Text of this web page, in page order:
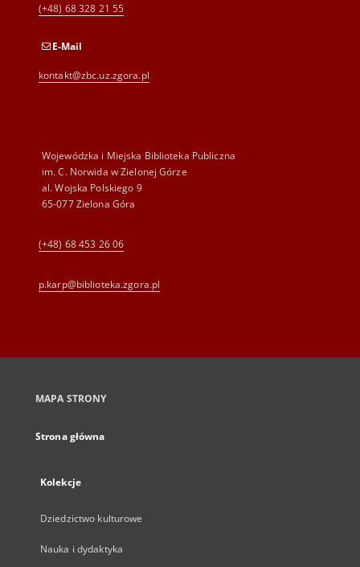
(+48) 68 328 21 55
E-Mail
kontakt@zbc.uz.zgora.pl
Wojewódzka i Miejska Biblioteka Publiczna
im. C. Norwida w Zielonej Górze
al. Wojska Polskiego 9
65-077 Zielona Góra
(+48) 68 453 26 06
p.karp@biblioteka.zgora.pl
MAPA STRONY
Strona główna
Kolekcje
Dziedzictwo kulturowe
Nauka i dydaktyka